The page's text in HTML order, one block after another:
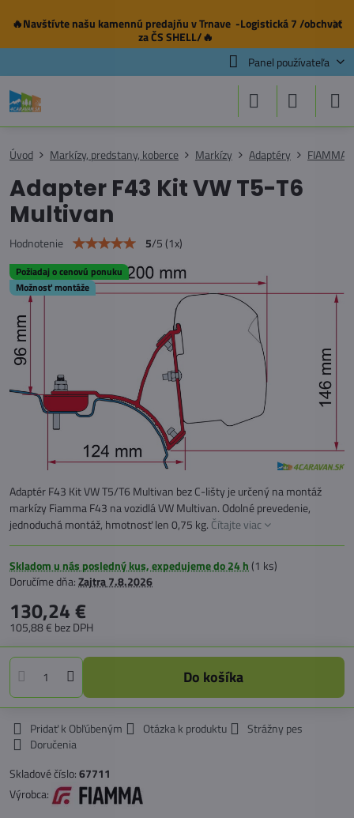
✕
🔥Navštívte našu kamennú predajňuv Trnave -Logistická 7 /obchvat
za ČS SHELL/🔥
Panel používateľa
Požiadaj o cenovú ponuku
Možnosť montáže
Úvod Markízy, predstany, koberce Markízy Adaptéry FIAMMA
Adapter F43 Kit VW T5-T6
Multivan
Hodnotenie 5/5(1x)
Adaptér F43 Kit VW T5/T6 Multivan bez C-lišty je určený na montáž
markízy Fiamma F43 na vozidlá VW Multivan. Odolné prevedenie,
jednoduchá montáž, hmotnosť len 0,75 kg. Čítajte viac
Skladom u nás posledný kus, expedujeme do 24 h(1 ks)
Doručíme dňa:Zajtra7.8.2026
130,24 €
105,88 € bez DPH
Do košíka
Pridať k Obľúbeným Otázka k produktu
Strážny pes
Doručenia
Skladové číslo:67711
Výrobca: